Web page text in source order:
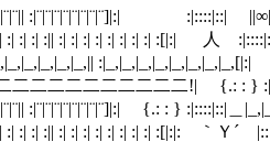
:|¨|¨|¨|¨|¨|¨|¨|¨]|:| :|::::|::|
:|| :| :| :| :| :| :| :| :| :[|:| 人
二二二二二二二!| {.: : }
:|¨|¨|¨|¨|¨|¨|¨|¨]|:| {.: : } :|::::|::|
:| :| :| :| :| :| :| :| :[|:|: ｀Ｙ´